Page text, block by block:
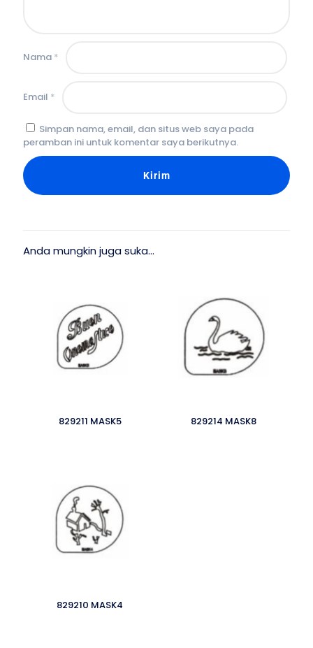
Nama *
Email *
Simpan nama, email, dan situs web saya pada
peramban ini untuk komentar saya berikutnya.
Anda mungkin juga suka…
829211 MASK5 829214 MASK8
829210 MASK4